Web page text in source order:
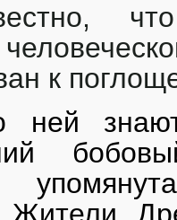
что
к
ней